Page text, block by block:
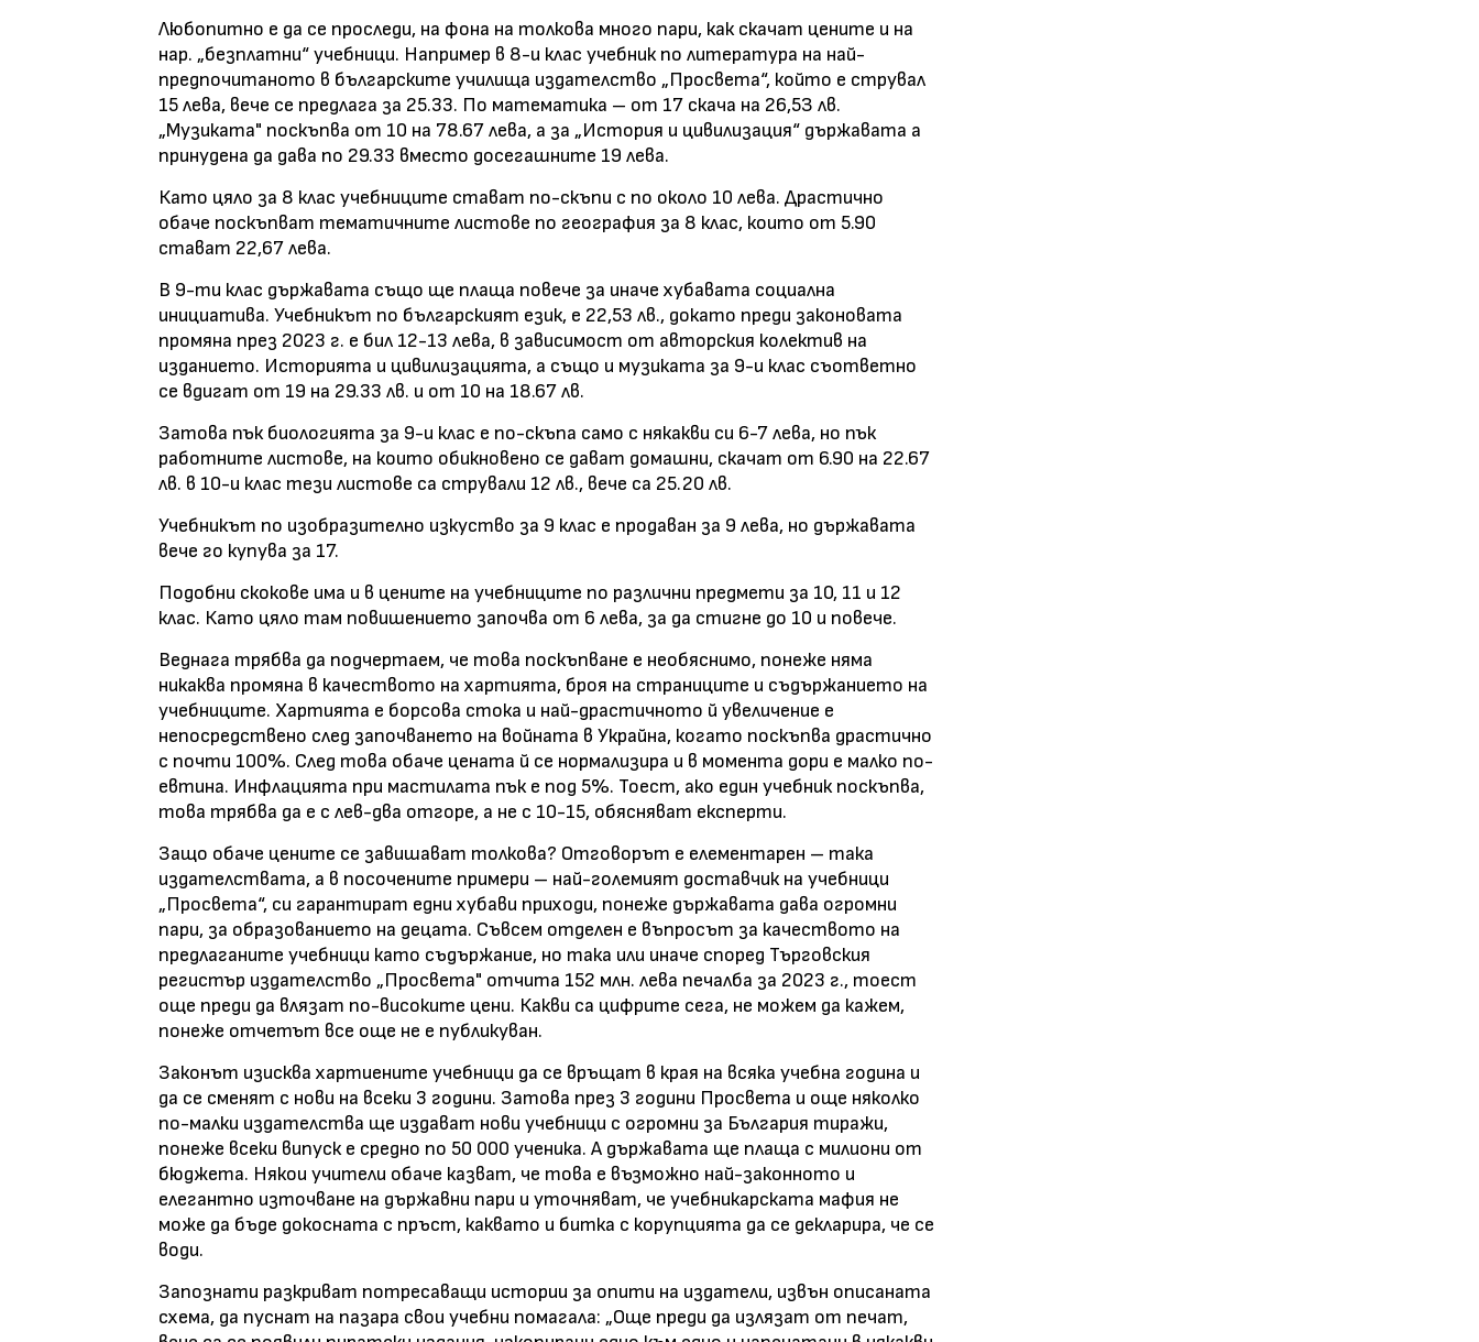
Любопитно е да се проследи, на фона на толкова много пари, как скачат цените и на
нар. „безплатни“ учебници. Например в 8-и клас учебник по литература на най-
предпочитаното в българските училища издателство „Просвета“, който е струвал
15 лева, вече се предлага за 25.33. По математика – от 17 скача на 26,5З лв.
„Музиката" поскъпва от 10 на 78.67 лева, а за „История и цивилизация“ държавата а
принудена да дава по 29.33 вместо досегашните 19 лева.
Като цяло за 8 клас учебниците стават по-скъпи с по около 10 лева. Драстично
обаче поскъпват тематичните листове по география за 8 клас, които от 5.90
стават 22,67 лева.
В 9-ти клас държавата също ще плаща повече за иначе хубавата социална
инициатива. Учебникът по българският език, е 22,53 лв., докато преди законовата
промяна през 2023 г. е бил 12-13 лева, в зависимост от авторския колектив на
изданието. Историята и цивилизацията, а също и музиката за 9-и клас съответно
се вдигат от 19 на 29.33 лв. и от 10 на 18.67 лв.
Затова пък биологията за 9-и клас е по-скъпа само с някакви си 6-7 лева, но пък
работните листове, на които обикновено се дават домашни, скачат от 6.90 на 22.67
лв. в 10-и клас тези листове са стрували 12 лв., вече са 25.20 лв.
Учебникът по изобразително изкуство за 9 клас е продаван за 9 лева, но държавата
вече го купува за 17.
Подобни скокове има и в цените на учебниците по различни предмети за 10, 11 и 12
клас. Като цяло там повишението започва от 6 лева, за да стигне до 10 и повече.
Веднага трябва да подчертаем, че това поскъпване е необяснимо, понеже няма
никаква промяна в качеството на хартията, броя на страниците и съдържанието на
учебниците. Хартията е борсова стока и най-драстичното й увеличение е
непосредствено след започването на войната в Украйна, когато поскъпва драстично
с почти 100%. След това обаче цената й се нормализира и в момента дори е малко по-
евтина. Инфлацията при мастилата пък е под 5%. Тоест, ако един учебник поскъпва,
това трябва да е с лев-два отгоре, а не с 10-15, обясняват експерти.
Защо обаче цените се завишават толкова? Отговорът е елементарен – така
издателствата, а в посочените примери – най-големият доставчик на учебници
„Просвета“, си гарантират едни хубави приходи, понеже държавата дава огромни
пари, за образованието на децата. Съвсем отделен е въпросът за качеството на
предлаганите учебници като съдържание, но така или иначе според Търговския
регистър издателство „Просвета" отчита 152 млн. лева печалба за 2023 г., тоест
още преди да влязат по-високите цени. Какви са цифрите сега, не можем да кажем,
понеже отчетът все още не е публикуван.
Законът изисква хартиените учебници да се връщат в края на всяка учебна година и
да се сменят с нови на всеки 3 години. Затова през 3 години Просвета и още няколко
по-малки издателства ще издават нови учебници с огромни за България тиражи,
понеже всеки випуск е средно по 50 000 ученика. А държавата ще плаща с милиони от
бюджета. Някои учители обаче казват, че това е възможно най-законното и
елегантно източване на държавни пари и уточняват, че учебникарската мафия не
може да бъде докосната с пръст, каквато и битка с корупцията да се декларира, че се
води.
Запознати разкриват потресаващи истории за опити на издатели, извън описаната
схема, да пуснат на пазара свои учебни помагала: „Още преди да излязат от печат,